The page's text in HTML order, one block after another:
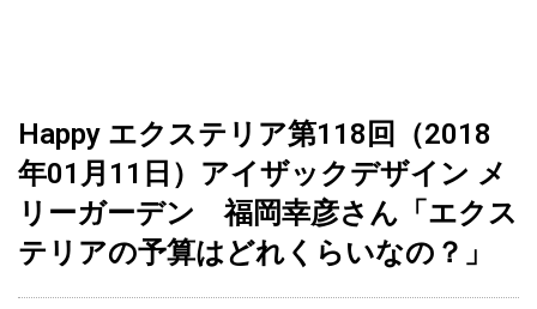
Happy エクステリア第118回（2018
年01月11日）アイザックデザイン メ
リーガーデン 福岡幸彦さん「エクス
テリアの予算はどれくらいなの？」